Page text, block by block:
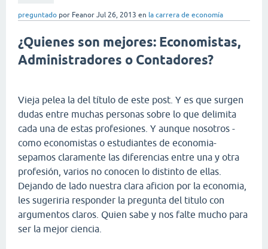
preguntado por Feanor Jul 26, 2013 en la carrera de economía
¿Quienes son mejores: Economistas,
Administradores o Contadores?
Vieja pelea la del título de este post. Y es que surgen
dudas entre muchas personas sobre lo que delimita
cada una de estas profesiones. Y aunque nosotros -
como economistas o estudiantes de economia-
sepamos claramente las diferencias entre una y otra
profesión, varios no conocen lo distinto de ellas.
Dejando de lado nuestra clara aficion por la economia,
les sugeriria responder la pregunta del titulo con
argumentos claros. Quien sabe y nos falte mucho para
ser la mejor ciencia.